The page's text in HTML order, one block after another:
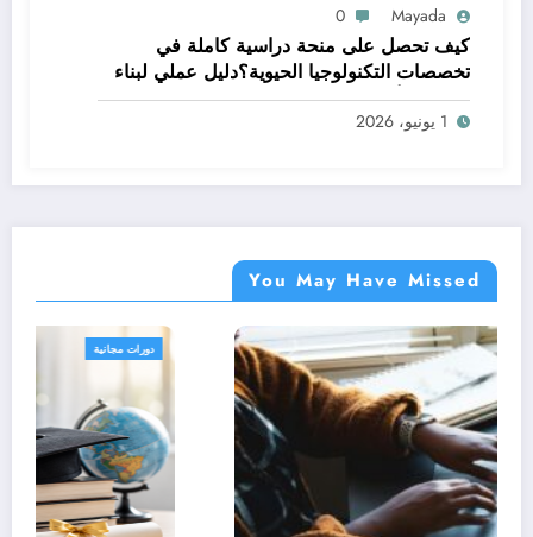
Mayada
0
كيف تحصل على منحة دراسية كاملة في
تخصصات التكنولوجيا الحيوية؟دليل عملي لبناء
مستقبل أكاديمي مميز
1 يونيو، 2026
You May Have Missed
دورات مجانية